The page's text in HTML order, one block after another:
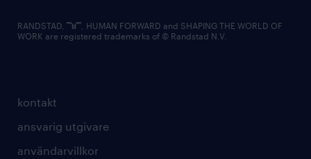
kontakt
ansvarig utgivare
användarvillkor
RANDSTAD,
, HUMAN FORWARD and SHAPING THE WORLD OF
WORK are registered trademarks of © Randstad N.V.